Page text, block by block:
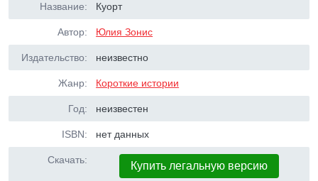
Название: Куорт
Автор: Юлия Зонис
Издательство: неизвестно
Жанр: Короткие истории
Год: неизвестен
ISBN: нет данных
Скачать: Купить легальную версию